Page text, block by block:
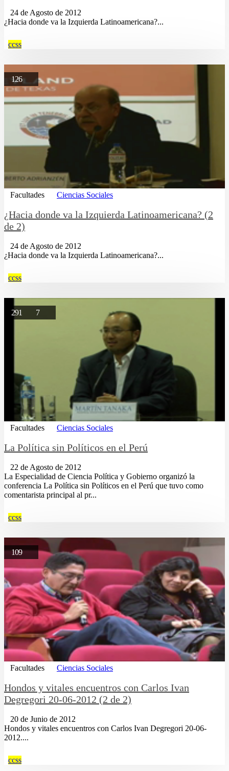
24 de Agosto de 2012
¿Hacia donde va la Izquierda Latinoamericana?...
ccss
126
Facultades Ciencias Sociales
¿Hacia donde va la Izquierda Latinoamericana? (2
de 2)
24 de Agosto de 2012
¿Hacia donde va la Izquierda Latinoamericana?...
ccss
291 7
Facultades Ciencias Sociales
La Política sin Políticos en el Perú
22 de Agosto de 2012
La Especialidad de Ciencia Política y Gobierno organizó la
conferencia La Política sin Políticos en el Perú que tuvo como
comentarista principal al pr...
ccss
109
Facultades Ciencias Sociales
Hondos y vitales encuentros con Carlos Ivan
Degregori 20-06-2012 (2 de 2)
20 de Junio de 2012
Hondos y vitales encuentros con Carlos Ivan Degregori 20-06-
2012....
ccss